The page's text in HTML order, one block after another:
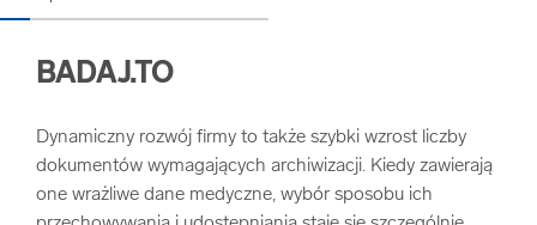
BADAJ.TO
Dynamiczny rozwój firmy to także szybki wzrost liczby
dokumentów wymagających archiwizacji. Kiedy zawierają
one wrażliwe dane medyczne, wybór sposobu ich